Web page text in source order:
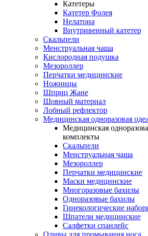
Катетеры
Катетер Фолея
Нелатона
Внутривенный катетер
Скальпели
Менструальная чаша
Кислородная подушка
Мезороллер
Перчатки медицинские
Ножницы
Шприц Жане
Шовный материал
Лобный рефлектор
Медицинская одноразовая
Медицинская
комплекты
Скальпели
Менструальная чаша
Мезороллер
Перчатки медицинские
Маски медицинские
Многоразовые бахилы
Одноразовые бахилы
Гинекологические
Шпатели медицинские
Салфетки спанлейс
Оливы для промывания носа